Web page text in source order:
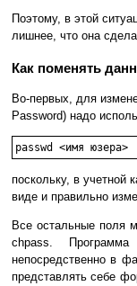
Поэтому, в этой
лишнее, что она
Как поменять
Во-первых, для
Password) надо
passwd <имя юзера>
поскольку, в учетной
виде и правильно
Все остальные поля
chpass. Программа
непосредственно в
представлять себе